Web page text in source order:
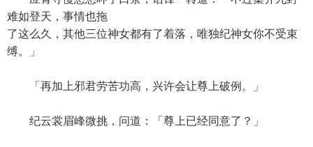
难如登天，事情也拖
了这么久，其他三位神女都有了着落，唯独纪神女你不受束
缚。」
「再加上邪君劳苦功高，兴许会让尊上破例。」
纪云裳眉峰微挑，问道：「尊上已经同意了？」